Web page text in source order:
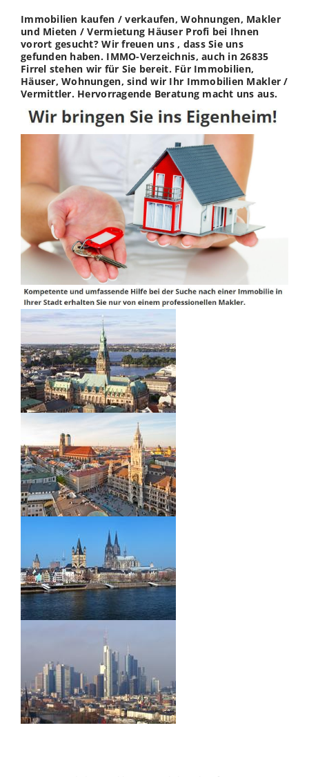
Immobilien kaufen / verkaufen, Wohnungen, Makler
und Mieten / Vermietung Häuser Profi bei Ihnen
vorort gesucht? Wir freuen uns , dass Sie uns
gefunden haben. IMMO-Verzeichnis, auch in 26835
Firrel stehen wir für Sie bereit. Für Immobilien,
Häuser, Wohnungen, sind wir Ihr Immobilien Makler /
Vermittler. Hervorragende Beratung macht uns aus.